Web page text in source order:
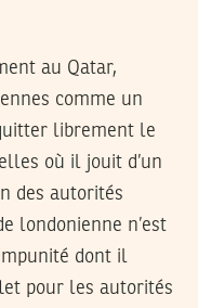
au Qatar,
comme un
librement le
où il jouit d’un
des autorités
londonienne n’est
dont il
pour les autorités